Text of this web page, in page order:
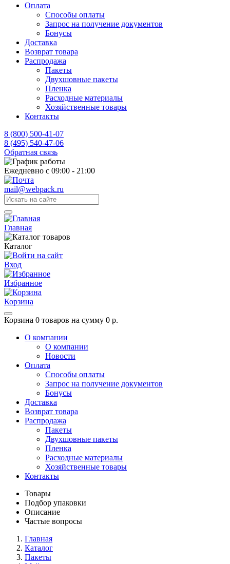
Оплата
Способы оплаты
Запрос на получение документов
Бонусы
Доставка
Возврат товара
Распродажа
Пакеты
Двухшовные пакеты
Пленка
Расходные материалы
Хозяйственные товары
Контакты
8 (800) 500-41-07
8 (495) 540-47-06
Обратная связь
Ежедневно с 09:00 - 21:00
mail@webpack.ru
Главная
Каталог
Вход
Избранное
Корзина
Корзина 0 товаров на сумму 0 р.
О компании
О компании
Новости
Оплата
Способы оплаты
Запрос на получение документов
Бонусы
Доставка
Возврат товара
Распродажа
Пакеты
Двухшовные пакеты
Пленка
Расходные материалы
Хозяйственные товары
Контакты
Товары
Подбор упаковки
Описание
Частые вопросы
Главная
Каталог
Пакеты